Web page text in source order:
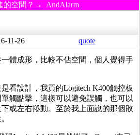
的空間？→ AndAlarm
11-26 quote
體成形，比較不佔空間，個人覺得手
看設計，我買的Logitech K400觸控板
觸點擊，這樣可以避免誤觸，也可以
或左右捲動。至於我上面說的那個敗